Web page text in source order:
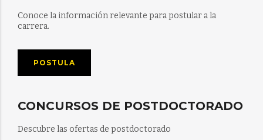
Conoce la información relevante para postular a la
carrera.
POSTULA
CONCURSOS DE POSTDOCTORADO
Descubre las ofertas de postdoctorado